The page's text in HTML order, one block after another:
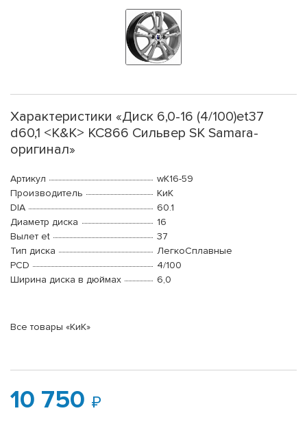
Характеристики «Диск 6,0-16 (4/100)et37
d60,1 <K&K> КС866 Сильвер SK Samara-
оригинал»
Артикул
wK16-59
Производитель
КиК
DIA
60.1
Диаметр диска
16
Вылет et
37
Тип диска
ЛегкоСплавные
PCD
4/100
Ширина диска в дюймах
6,0
Все товары «КиК»
10 750